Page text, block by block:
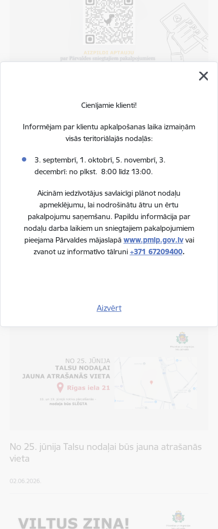
Cienījamie klienti!
Informējam par klientu apkalpošanas laika izmaiņām
visās teritoriālajās nodaļās:
3. septembrī, 1. oktobrī, 5. novembrī, 3.
decembrī: no plkst. 8:00 līdz 13:00.
Aicinām iedzīvotājus savlaicīgi plānot nodaļu
apmeklējumu, lai nodrošinātu ātru un ērtu
pakalpojumu saņemšanu. Papildu informācija par
nodaļu darba laikiem un sniegtajiem pakalpojumiem
pieejama Pārvaldes mājaslapā www.pmlp.gov.lvvai
zvanot uz informatīvo tālruni +371 67209400.
Aizvērt
No 25. jūnija Talsu nodaļai būs jauna atrašanās
vieta
02.06.2026.